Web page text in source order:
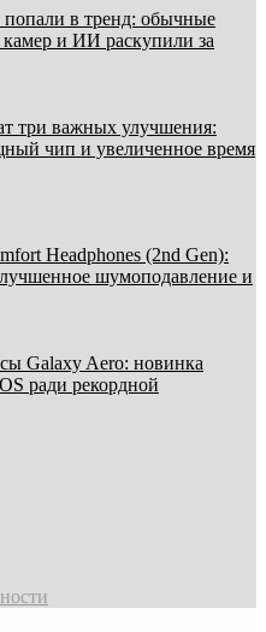
в тренд: обычные
и ИИ раскупили за
три важных улучшения:
чип и увеличенное время
Headphones (2nd Gen):
шумоподавление и
Galaxy Aero: новинка
ради рекордной